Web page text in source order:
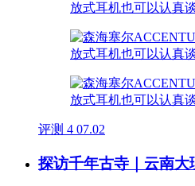
评测 4 07.02
探访千年古寺｜云南